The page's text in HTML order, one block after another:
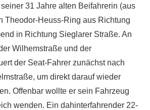
31 Jahre alten Beifahrerin (aus
Theodor-Heuss-Ring aus Richtung
in Richtung Sieglarer Straße. An
Wilhemstraße und der
der Seat-Fahrer zunächst nach
um direkt darauf wieder
Offenbar wollte er sein Fahrzeug
wenden. Ein dahinterfahrender 22-